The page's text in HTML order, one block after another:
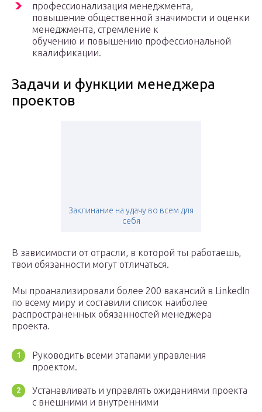
профессионализация менеджмента,
повышение общественной значимости и оценки
менеджмента, стремление к
обучению и повышению профессиональной
квалификации.
Задачи и функции менеджера
проектов
Заклинание на удачу во всем для
себя
В зависимости от отрасли, в которой ты работаешь,
твои обязанности могут отличаться.
Мы проанализировали более 200 вакансий в LinkedIn
по всему миру и составили список наиболее
распространенных обязанностей менеджера
проекта.
Руководить всеми этапами управления
проектом.
Устанавливать и управлять ожиданиями проекта
с внешними и внутренними